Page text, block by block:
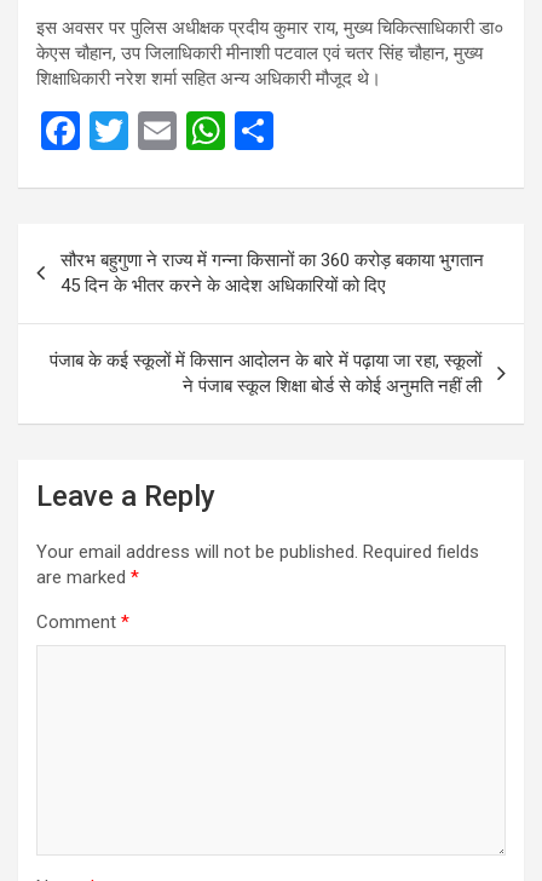
इस अवसर पर पुलिस अधीक्षक प्रदीय कुमार राय, मुख्य चिकित्साधिकारी डा०
केएस चौहान, उप जिलाधिकारी मीनाशी पटवाल एवं चतर सिंह चौहान, मुख्य
शिक्षाधिकारी नरेश शर्मा सहित अन्य अधिकारी मौजूद थे।
F
b
o
o
k
T
er
E
W
s
A
p
p
e
Post
navigation
सौरभ बहुगुणा ने राज्य में गन्ना किसानों का 360 करोड़ बकाया भुगतान
45 दिन के भीतर करने के आदेश अधिकारियों को दिए
पंजाब के कई स्‍कूलों में किसान आदोलन के बारे में पढ़ाया जा रहा, स्‍कूलों
ने पंजाब स्‍कूल शिक्षा बोर्ड से कोई अनुमति नहीं ली
Leave a Reply
Your email address will not be published. Required fields
are marked *
Comment *